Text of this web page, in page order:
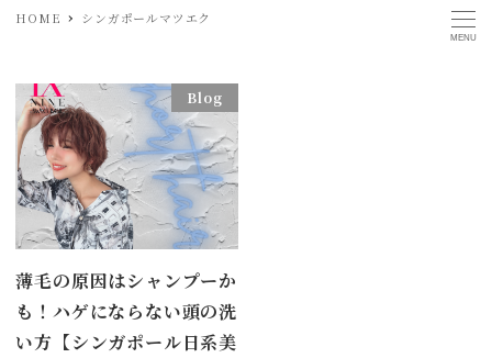
MENU
HOME シンガポールマツエク
Blog
薄毛の原因はシャンプーか
も！ハゲにならない頭の洗
い方【シンガポール日系美